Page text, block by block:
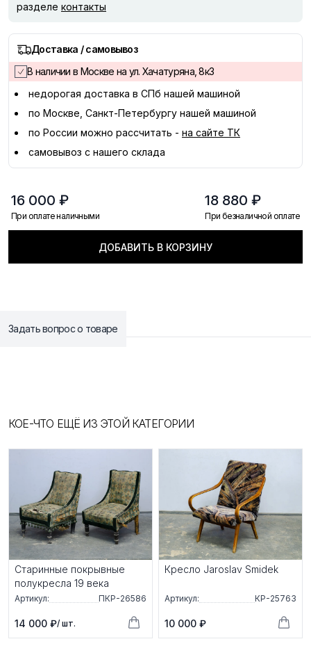
разделе контакты
Доставка / самовывоз
В наличии в Москве на ул. Хачатуряна, 8к3
недорогая доставка в СПб нашей машиной
по Москве, Санкт-Петербургу нашей машиной
по России можно рассчитать - на сайте ТК
самовывоз с нашего склада
16 000 ₽
При оплате наличными
18 880 ₽
При безналичной оплате
ДОБАВИТЬ В КОРЗИНУ
Задать вопрос о товаре
КОЕ-ЧТО ЕЩЁ ИЗ ЭТОЙ КАТЕГОРИИ
Старинные покрывные
полукресла 19 века
Артикул: ПКР-26586
14 000 ₽/ шт.
Кресло Jaroslav Smidek
Артикул: КР-25763
10 000 ₽